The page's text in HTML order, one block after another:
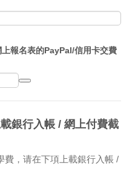
報名表的PayPal/信用卡交費
Date Picker Icon
銀行入帳 / 網上付費截
費，请在下項上載銀行入帳 /